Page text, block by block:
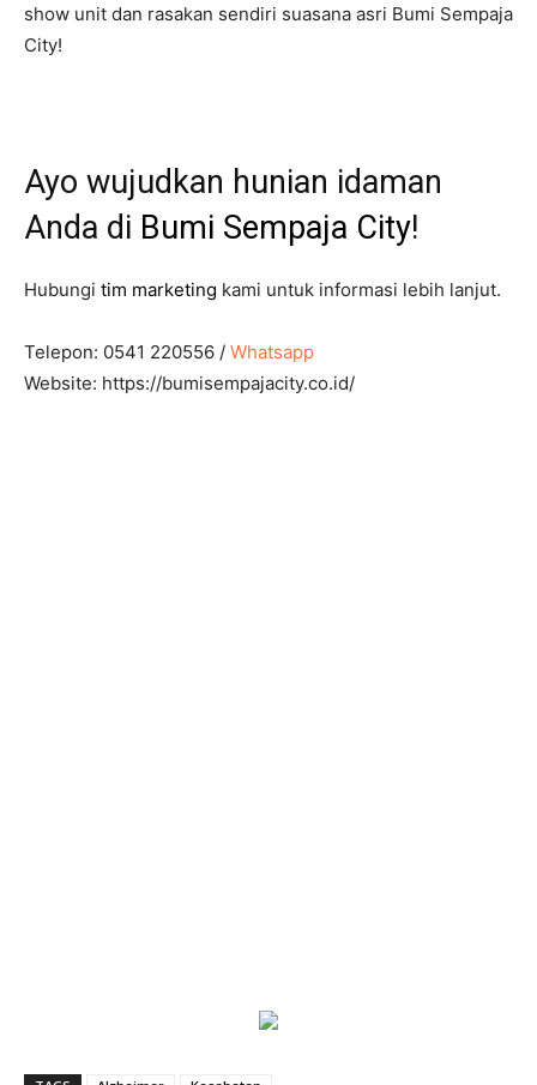
show unit dan rasakan sendiri suasana asri Bumi Sempaja
City!
Ayo wujudkan hunian idaman
Anda di Bumi Sempaja City!
Hubungi tim marketing kami untuk informasi lebih lanjut.
Telepon: 0541 220556 / Whatsapp
Website: https://bumisempajacity.co.id/